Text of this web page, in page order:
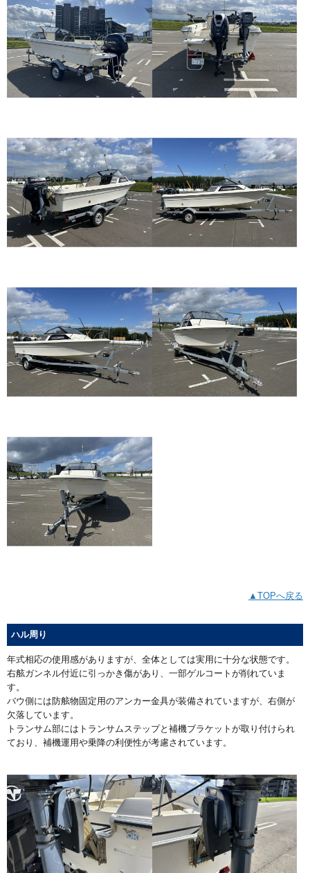
▲TOPへ戻る
ハル周り
年式相応の使用感がありますが、全体としては実用に十分な状態です。
右舷ガンネル付近に引っかき傷があり、一部ゲルコートが削れていま
す。
バウ側には防舷物固定用のアンカー金具が装備されていますが、右側が
欠落しています。
トランサム部にはトランサムステップと補機ブラケットが取り付けられ
ており、補機運用や乗降の利便性が考慮されています。